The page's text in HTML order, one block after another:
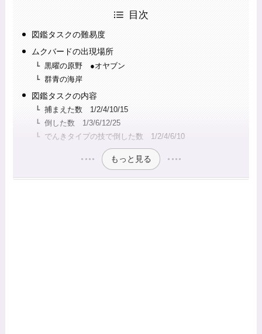
目次
図鑑タスクの難易度
ムクバードの出現場所
黒曜の原野 ●オヤブン
群青の海岸
図鑑タスクの内容
捕まえた数 1/2/4/10/15
倒した数 1/3/6/12/25
でんきタイプの技で倒した数 1/2/4/6/10
もっと見る